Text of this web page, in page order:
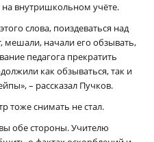
на внутри­школьном учёте.
слова, поиздеваться над
мешали, начали его обзывать,
педагога прекратить
как обзываться, так и
– рассказал Пучков.
тоже снимать не стал.
обе стороны. Учителю